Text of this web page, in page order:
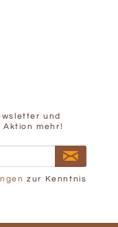
und
mehr!
zur Kenntnis